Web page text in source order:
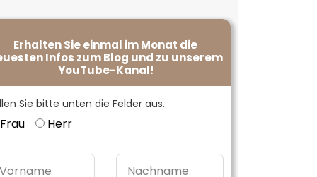
Erhalten Sie einmal im Monat die
Infos zum Blog und zu unserem
YouTube-Kanal!
Sie bitte unten die Felder aus.
Frau Herr